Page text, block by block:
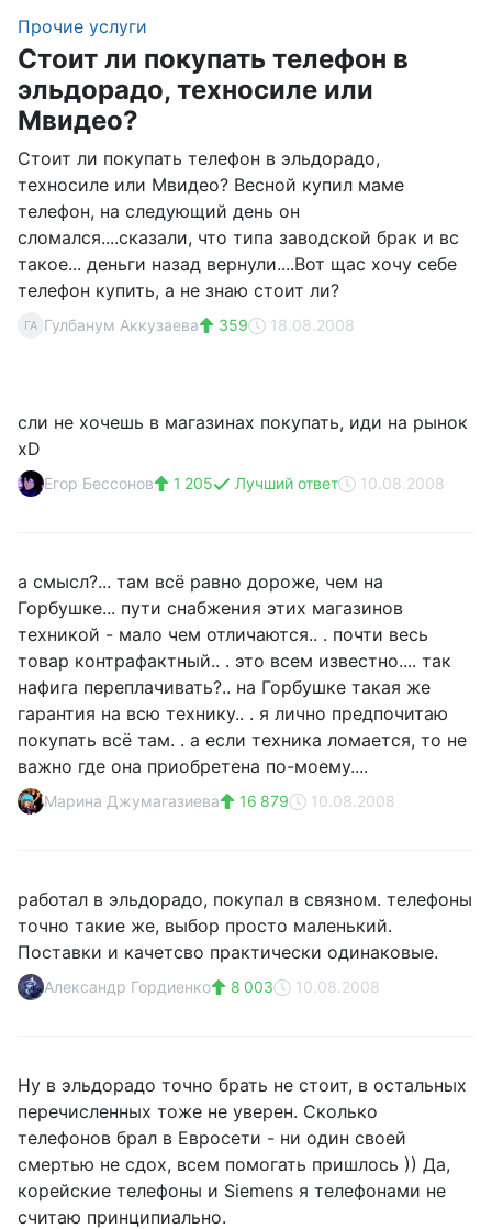
Прочие услуги
Стоит ли покупать телефон в
эльдорадо, техносиле или
Мвидео?
Стоит ли покупать телефон в эльдорадо,
техносиле или Мвидео? Весной купил маме
телефон, на следующий день он
сломался....сказали, что типа заводской брак и вс
такое... деньги назад вернули....Вот щас хочу себе
телефон купить, а не знаю стоит ли?
ГА Гулбанум Аккузаева 359 18.08.2008
сли не хочешь в магазинах покупать, иди на рынок
хD
Егор Бессонов 1 205 Лучший ответ 10.08.2008
а смысл?... там всё равно дороже, чем на
Горбушке... пути снабжения этих магазинов
техникой - мало чем отличаются.. . почти весь
товар контрафактный.. . это всем известно.... так
нафига переплачивать?.. на Горбушке такая же
гарантия на всю технику.. . я лично предпочитаю
покупать всё там. . а если техника ломается, то не
важно где она приобретена по-моему....
Марина Джумагазиева 16 879 10.08.2008
работал в эльдорадо, покупал в связном. телефоны
точно такие же, выбор просто маленький.
Поставки и качетсво практически одинаковые.
Александр Гордиенко 8 003 10.08.2008
Ну в эльдорадо точно брать не стоит, в остальных
перечисленных тоже не уверен. Сколько
телефонов брал в Евросети - ни один своей
смертью не сдох, всем помогать пришлось )) Да,
корейские телефоны и Siemens я телефонами не
считаю принципиально.